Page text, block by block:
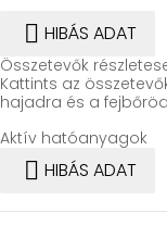
 HIBÁS ADAT
Összetevők
Kattints az
hajadra és a
Aktív hatóanyagok
 HIBÁS ADAT